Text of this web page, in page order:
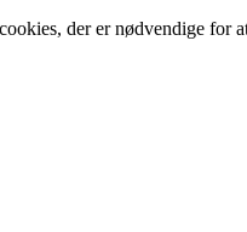
der er nødvendige